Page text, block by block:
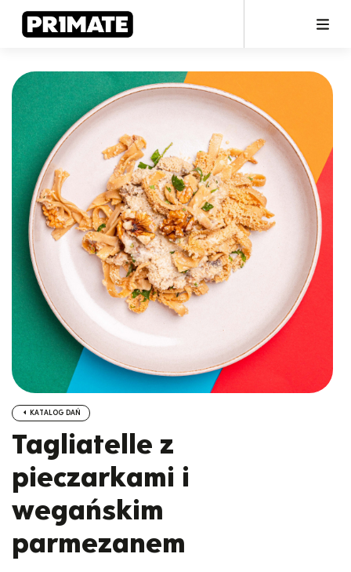
KATALOG DAŃ
Tagliatelle z
pieczarkami i
wegańskim
parmezanem